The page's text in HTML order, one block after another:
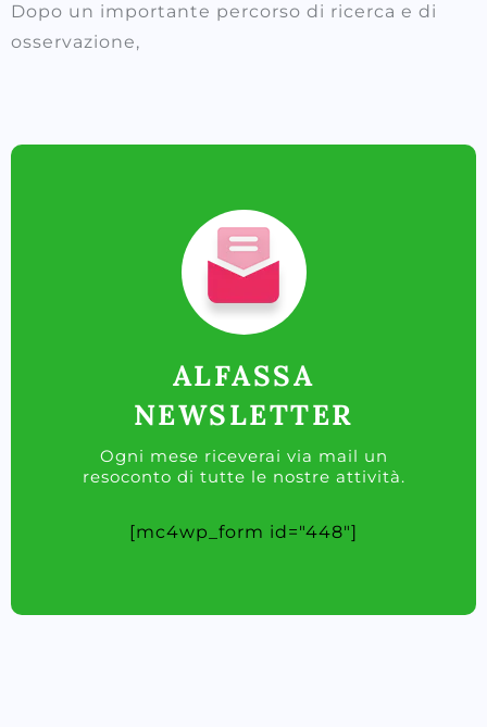
Dopo un importante percorso di ricerca e di
osservazione,
ALFASSA
NEWSLETTER
Ogni mese riceverai via mail un
resoconto di tutte le nostre attività.
[mc4wp_form id="448"]